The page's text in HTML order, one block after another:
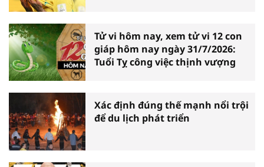
Tử vi hôm nay, xem tử vi 12 con
giáp hôm nay ngày 31/7/2026:
Tuổi Tỵ công việc thịnh vượng
Xác định đúng thế mạnh nổi trội
để du lịch phát triển